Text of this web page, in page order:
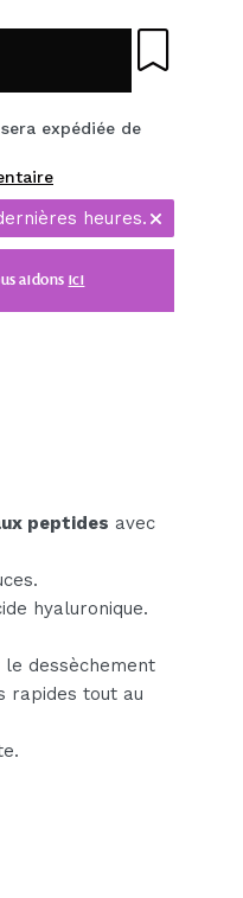
expédiée de
heures.
aidons ici
peptides avec
hyaluronique.
dessèchement
rapides tout au